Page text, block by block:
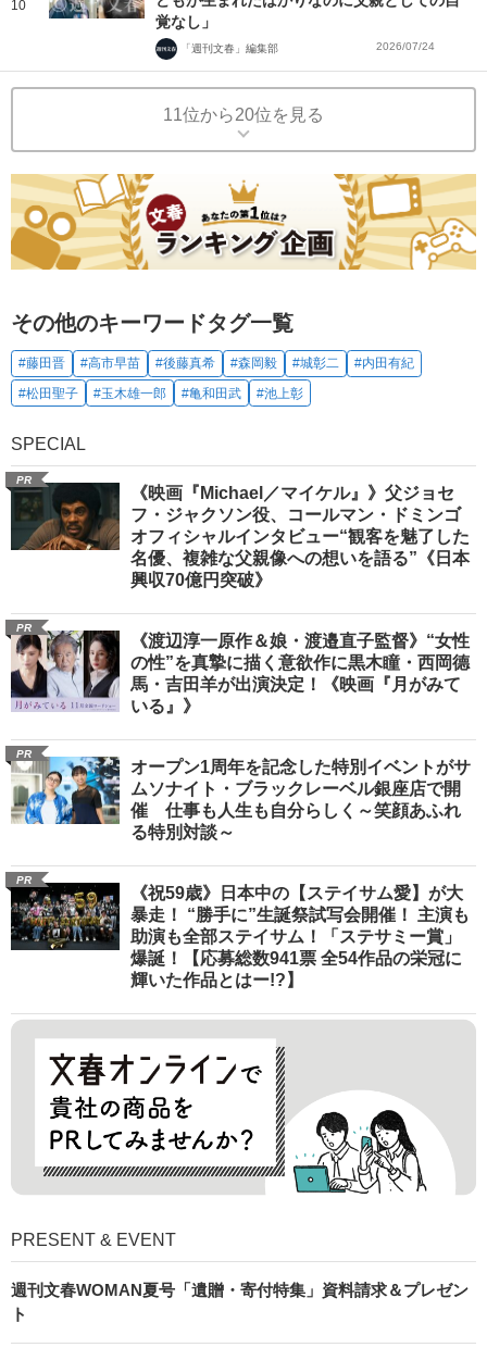
10
覚なし」
「週刊文春」編集部 2026/07/24
11位から20位を見る
その他のキーワードタグ一覧
#藤田晋 #高市早苗 #後藤真希 #森岡毅 #城彰二
#内田有紀
#松田聖子
#玉木雄一郎 #亀和田武 #池上彰
SPECIAL
PR
《映画『Michael／マイケル』》父ジョセ
フ・ジャクソン役、コールマン・ドミンゴ
オフィシャルインタビュー“観客を魅了した
名優、複雑な父親像への想いを語る”《日本
興収70億円突破》
PR
《渡辺淳一原作＆娘・渡邉直子監督》“女性
の性”を真摯に描く意欲作に黒木瞳・西岡德
馬・吉田羊が出演決定！《映画『月がみて
いる』》
PR
オープン1周年を記念した特別イベントがサ
ムソナイト・ブラックレーベル銀座店で開
催 仕事も人生も自分らしく～笑顔あふれ
る特別対談～
PR
《祝59歳》日本中の【ステイサム愛】が大
暴走！ “勝手に”生誕祭試写会開催！ 主演も
助演も全部ステイサム！「ステサミー賞」
爆誕！【応募総数941票 全54作品の栄冠に
輝いた作品とはー!?】
PRESENT & EVENT
週刊文春WOMAN夏号「遺贈・寄付特集」資料請求＆プレゼン
ト